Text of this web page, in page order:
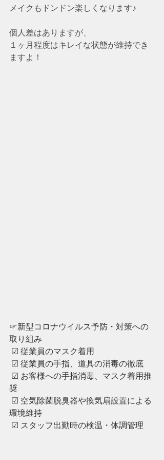
メイクもドンドン楽しくなります♪
個人差はありますが、
１ヶ月程度はキレイな状態が維持でき
ますよ！
☞新型コロナウイルス予防・対策への
取り組み
☑︎ 従業員のマスク着用
☑︎ ︎従業員の手指、道具の消毒の徹底
奨
環境維持
☑︎ ︎スタッフ出勤時の検温・体調管理